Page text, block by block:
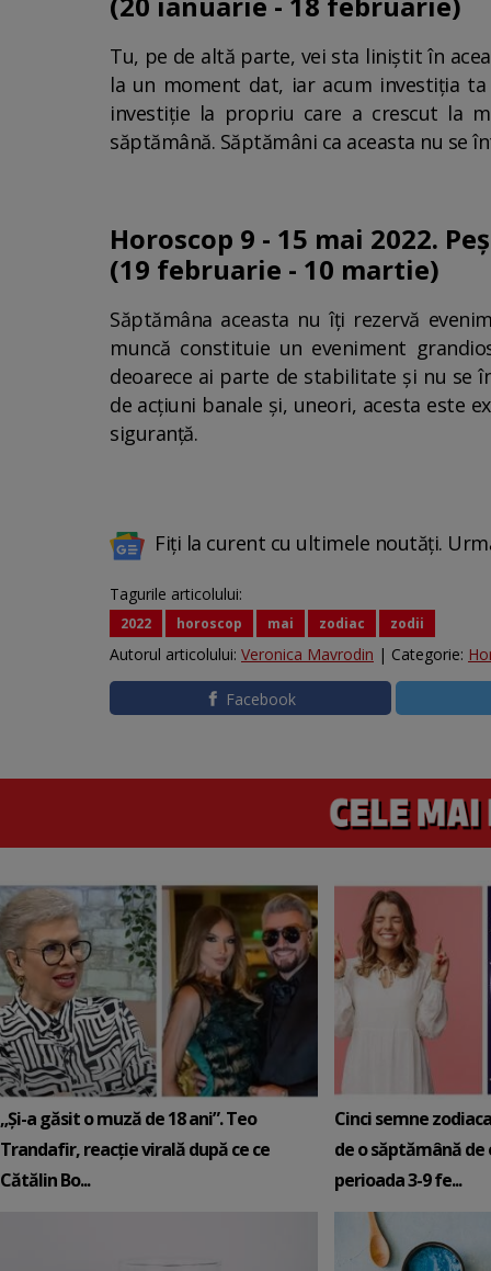
Tu, pe de altă parte, vei sta liniștit în
la un moment dat, iar acum investiția
investiție la propriu care a crescut la
săptămână. Săptămâni ca aceasta nu se
Horoscop 9 - 15 mai 2022.
(19 februarie - 10 martie)
Săptămâna aceasta nu îți rezervă
muncă constituie un eveniment
deoarece ai parte de stabilitate și nu se
de acțiuni banale și, uneori, acesta este
siguranță.
Fiți la curent cu ultimele noutăți.
Tagurile articolului:
2022 horoscop mai zodiac zodii
Autorul articolului: Veronica Mavrodin | Categorie:
Facebook
„Și-a găsit o muză de 18 ani”. Teo
Trandafir, reacție virală după ce ce
Cătălin Bo...
Cinci semne
de o săptămână de
perioada 3-9 fe...